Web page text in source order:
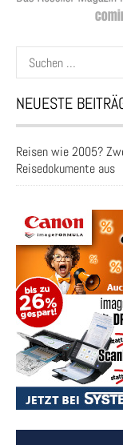
Suchen
nach:
NEUESTE
Reisen wie 2005?
Reisedokumente aus